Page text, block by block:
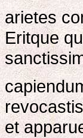
arietes
Eritque
et